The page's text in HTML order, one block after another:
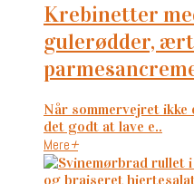
krebinetter med stegt spidskål,
gulerødder,
Når sommervejret
det godt at lave e..
Mere+